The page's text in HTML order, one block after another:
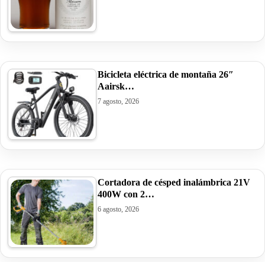
Bicicleta eléctrica de montaña 26″
Aairsk…
7 agosto, 2026
Cortadora de césped inalámbrica 21V
400W con 2…
6 agosto, 2026